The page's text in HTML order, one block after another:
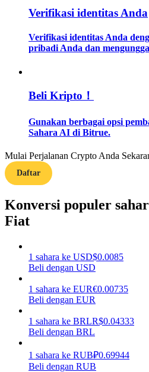
Strategi perdagangan
Menghasilkan
Babi Kekuatan
Dapatkan imbalan kompetitif
Verifikasi identitas Anda
Verifikasi identitas Anda
pribadi Anda dan
Beli Kripto！
Gunakan berbagai opsi
Sahara AI di Bitrue.
Mulai Perjalanan Crypto Anda
Daftar
Konversi populer
Fiat
1 sahara ke USD$0.0085
Beli dengan USD
1 sahara ke EUR€0.00735
Beli dengan EUR
1 sahara ke BRLR$0.04333
Beli dengan BRL
1 sahara ke RUB₽0.69944
Beli dengan RUB